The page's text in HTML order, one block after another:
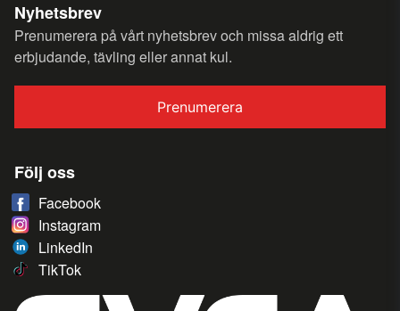
Nyhetsbrev
Prenumerera på vårt nyhetsbrev och missa aldrig ett
erbjudande, tävling eller annat kul.
Prenumerera
Följ oss
Facebook
Instagram
LinkedIn
TikTok